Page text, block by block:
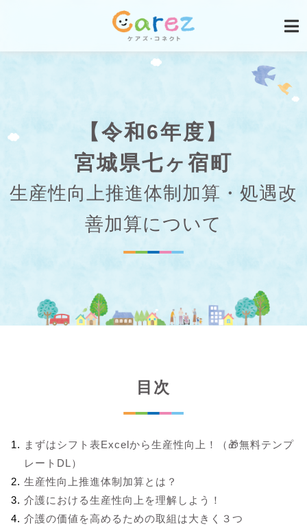
【令和6年度】
宮城県七ヶ宿町
生産性向上推進体制加算・処遇改
善加算について
目次
まずはシフト表Excelから生産性向上！（🎁無料テンプ
レートDL）
生産性向上推進体制加算とは？
介護における生産性向上を理解しよう！
介護の価値を高めるための取組は大きく３つ